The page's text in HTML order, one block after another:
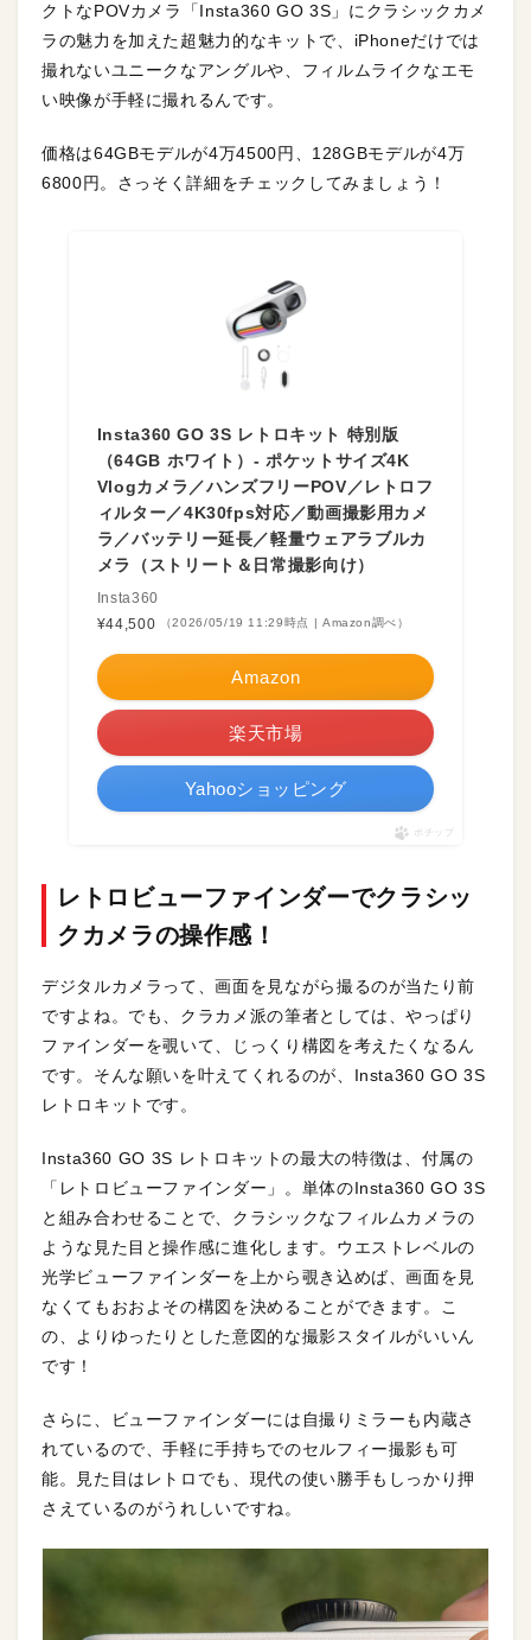
クトなPOVカメラ「Insta360 GO 3S」にクラシックカメ
ラの魅力を加えた超魅力的なキットで、iPhoneだけでは
撮れないユニークなアングルや、フィルムライクなエモ
い映像が手軽に撮れるんです。
価格は64GBモデルが4万4500円、128GBモデルが4万
6800円。さっそく詳細をチェックしてみましょう！
Insta360 GO 3S レトロキット 特別版
（64GB ホワイト）- ポケットサイズ4K
Vlogカメラ／ハンズフリーPOV／レトロフ
ィルター／4K30fps対応／動画撮影用カメ
ラ／バッテリー延長／軽量ウェアラブルカ
メラ（ストリート＆日常撮影向け）
Insta360
¥44,500
（2026/05/19 11:29時点 | Amazon調べ）
Amazon
楽天市場
Yahooショッピング
ポチップ
レトロビューファインダーでクラシッ
クカメラの操作感！
デジタルカメラって、画面を見ながら撮るのが当たり前
ですよね。でも、クラカメ派の筆者としては、やっぱり
ファインダーを覗いて、じっくり構図を考えたくなるん
です。そんな願いを叶えてくれるのが、Insta360 GO 3S
レトロキットです。
Insta360 GO 3S レトロキットの最大の特徴は、付属の
「レトロビューファインダー」。単体のInsta360 GO 3S
と組み合わせることで、クラシックなフィルムカメラの
ような見た目と操作感に進化します。ウエストレベルの
光学ビューファインダーを上から覗き込めば、画面を見
なくてもおおよその構図を決めることができます。こ
の、よりゆったりとした意図的な撮影スタイルがいいん
です！
さらに、ビューファインダーには自撮りミラーも内蔵さ
れているので、手軽に手持ちでのセルフィー撮影も可
能。見た目はレトロでも、現代の使い勝手もしっかり押
さえているのがうれしいですね。